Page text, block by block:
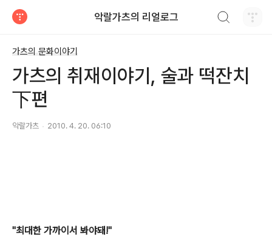
악랄가츠의 리얼로그
가츠의 문화이야기
가츠의 취재이야기, 술과 떡잔치
下편
악랄가츠 2010. 4. 20. 06:10
"최대한 가까이서 봐야돼!"